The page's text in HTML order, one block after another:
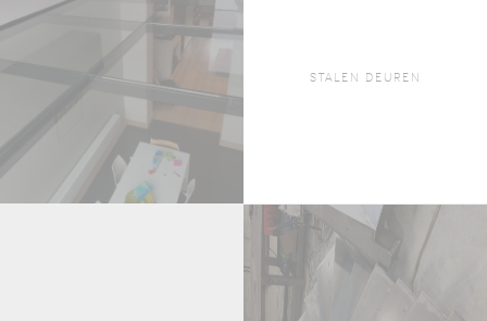
STALEN DEUREN